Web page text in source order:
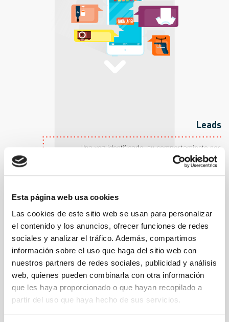
Esta página web usa cookies
Las cookies de este sitio web se usan para personalizar
el contenido y los anuncios, ofrecer funciones de redes
sociales y analizar el tráfico. Además, compartimos
información sobre el uso que haga del sitio web con
nuestros partners de redes sociales, publicidad y análisis
web, quienes pueden combinarla con otra información
que les haya proporcionado o que hayan recopilado a
partir del uso que haya hecho de sus servicios.
Leads
Una vez identificado, su comportamiento nos
facilitará gran cantidad de información útil con la
que ofrecer los productos o servicios que más
se ajusten a sus necesidades.